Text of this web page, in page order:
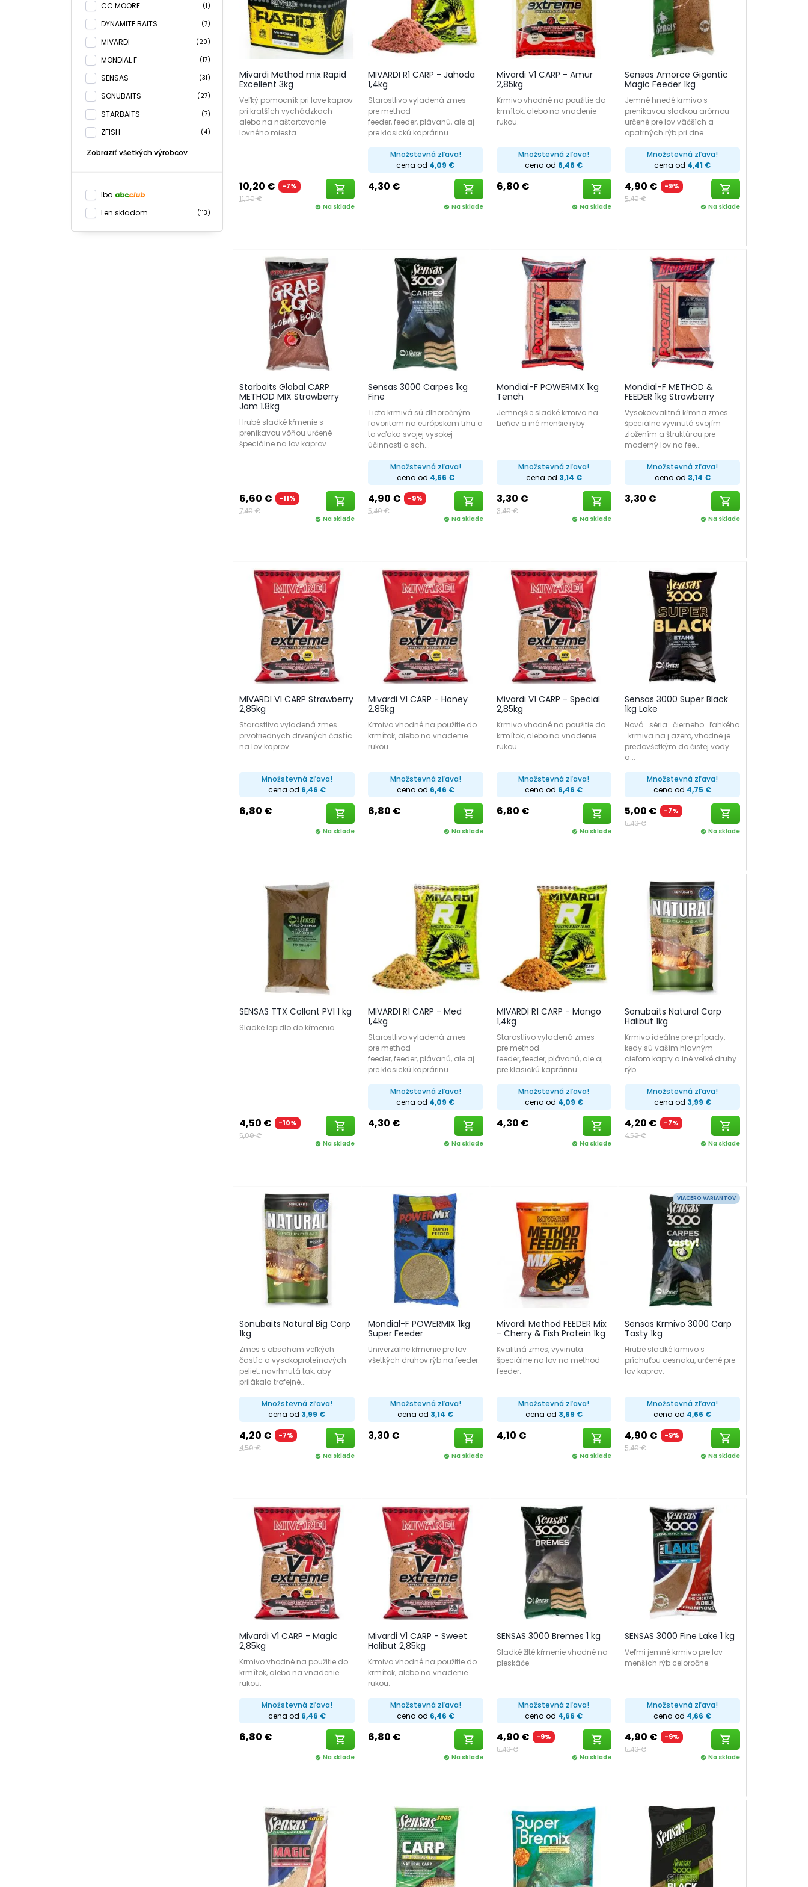
CC MOORE (1)
DYNAMITE BAITS (7)
MIVARDI (20)
MONDIAL F (17)
SENSAS (31)
SONUBAITS (27)
STARBAITS (7)
ZFISH (4)
Zobraziť všetkých výrobcov
Iba
Len skladom
(113)
Mivardi Method mix Rapid
Excellent 3kg
Veľký pomocník pri love kaprov
pri kratších vychádzkach
alebo na naštartovanie
lovného miesta.
10,20 €
-7%
11,00 €
shopping_cart
check_circle Na sklade
MIVARDI R1 CARP - Jahoda
1,4kg
Starostlivo vyladená zmes
pre method
feeder, feeder, plávanú, ale aj
pre klasickú kaprárinu.
Množstevná zľava!
cena od 4,09 €
4,30 € shopping_cart
check_circle Na sklade
Mivardi V1 CARP - Amur
2,85kg
Krmivo vhodné na použitie do
krmítok, alebo na vnadenie
rukou.
Množstevná zľava!
cena od 6,46 €
6,80 € shopping_cart
check_circle Na sklade
Sensas Amorce Gigantic
Magic Feeder 1kg
Jemné hnedé krmivo s
prenikavou sladkou arómou
určené pre lov väčších a
opatrných rýb pri dne.
Množstevná zľava!
cena od 4,41 €
4,90 €
-9%
5,40 €
shopping_cart
check_circle Na sklade
Starbaits Global CARP
METHOD MIX Strawberry
Jam 1.8kg
Hrubé sladké kŕmenie s
prenikavou vôňou určené
špeciálne na lov kaprov.
6,60 €
-11%
7,40 €
shopping_cart
check_circle Na sklade
Sensas 3000 Carpes 1kg
Fine
Tieto krmivá sú dlhoročným
favoritom na európskom trhu a
to vďaka svojej vysokej
účinnosti a sch...
Množstevná zľava!
cena od 4,66 €
4,90 €
-9%
5,40 €
shopping_cart
check_circle Na sklade
Mondial-F POWERMIX 1kg
Tench
Jemnejšie sladké krmivo na
Lieňov a iné menšie ryby.
Množstevná zľava!
cena od 3,14 €
3,30 €
3,40 €
shopping_cart
check_circle Na sklade
Mondial-F METHOD &
FEEDER 1kg Strawberry
Vysokokvalitná kŕmna zmes
špeciálne vyvinutá svojím
zložením a štruktúrou pre
moderný lov na fee...
Množstevná zľava!
cena od 3,14 €
3,30 € shopping_cart
check_circle Na sklade
MIVARDI V1 CARP Strawberry
2,85kg
Starostlivo vyladená zmes
prvotriednych drvených častíc
na lov kaprov.
Množstevná zľava!
cena od 6,46 €
6,80 € shopping_cart
check_circle Na sklade
Mivardi V1 CARP - Honey
2,85kg
Krmivo vhodné na použitie do
krmítok, alebo na vnadenie
rukou.
Množstevná zľava!
cena od 6,46 €
6,80 € shopping_cart
check_circle Na sklade
Mivardi V1 CARP - Special
2,85kg
Krmivo vhodné na použitie do
krmítok, alebo na vnadenie
rukou.
Množstevná zľava!
cena od 6,46 €
6,80 € shopping_cart
check_circle Na sklade
Sensas 3000 Super Black
1kg Lake
Nová séria čierneho ľahkého
krmiva na j azero, vhodné je
predovšetkým do čistej vody
a...
Množstevná zľava!
cena od 4,75 €
5,00 €
-7%
5,40 €
shopping_cart
check_circle Na sklade
SENSAS TTX Collant PV1 1 kg
Sladké lepidlo do kŕmenia.
4,50 €
-10%
5,00 €
shopping_cart
check_circle Na sklade
MIVARDI R1 CARP - Med
1,4kg
Starostlivo vyladená zmes
pre method
feeder, feeder, plávanú, ale aj
pre klasickú kaprárinu.
Množstevná zľava!
cena od 4,09 €
4,30 € shopping_cart
check_circle Na sklade
MIVARDI R1 CARP - Mango
1,4kg
Starostlivo vyladená zmes
pre method
feeder, feeder, plávanú, ale aj
pre klasickú kaprárinu.
Množstevná zľava!
cena od 4,09 €
4,30 € shopping_cart
check_circle Na sklade
Sonubaits Natural Carp
Halibut 1kg
Krmivo ideálne pre prípady,
kedy sú vaším hlavným
cieľom kapry a iné veľké druhy
rýb.
Množstevná zľava!
cena od 3,99 €
4,20 €
-7%
4,50 €
shopping_cart
check_circle Na sklade
Sonubaits Natural Big Carp
1kg
Zmes s obsahom veľkých
častíc a vysokoproteínových
peliet, navrhnutá tak, aby
prilákala trofejné...
Množstevná zľava!
cena od 3,99 €
4,20 €
-7%
4,50 €
shopping_cart
check_circle Na sklade
Mondial-F POWERMIX 1kg
Super Feeder
Univerzálne kŕmenie pre lov
všetkých druhov rýb na feeder.
Množstevná zľava!
cena od 3,14 €
3,30 € shopping_cart
check_circle Na sklade
Mivardi Method FEEDER Mix
- Cherry & Fish Protein 1kg
Kvalitná zmes, vyvinutá
špeciálne na lov na method
feeder.
Množstevná zľava!
cena od 3,69 €
4,10 € shopping_cart
check_circle Na sklade
VIACERO VARIANTOV
Sensas Krmivo 3000 Carp
Tasty 1kg
Hrubé sladké krmivo s
príchuťou cesnaku, určené pre
lov kaprov.
Množstevná zľava!
cena od 4,66 €
4,90 €
-9%
5,40 €
shopping_cart
check_circle Na sklade
Mivardi V1 CARP - Magic
2,85kg
Krmivo vhodné na použitie do
krmítok, alebo na vnadenie
rukou.
Množstevná zľava!
cena od 6,46 €
6,80 € shopping_cart
check_circle Na sklade
Mivardi V1 CARP - Sweet
Halibut 2,85kg
Krmivo vhodné na použitie do
krmítok, alebo na vnadenie
rukou.
Množstevná zľava!
cena od 6,46 €
6,80 € shopping_cart
check_circle Na sklade
SENSAS 3000 Bremes 1 kg
Sladké žlté kŕmenie vhodné na
pleskáče.
Množstevná zľava!
cena od 4,66 €
4,90 €
-9%
5,40 €
shopping_cart
check_circle Na sklade
SENSAS 3000 Fine Lake 1 kg
Veľmi jemné krmivo pre lov
menších rýb celoročne.
Množstevná zľava!
cena od 4,66 €
4,90 €
-9%
5,40 €
shopping_cart
check_circle Na sklade